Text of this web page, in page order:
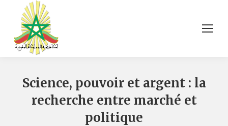
Science, pouvoir et argent : la
recherche entre marché et
politique